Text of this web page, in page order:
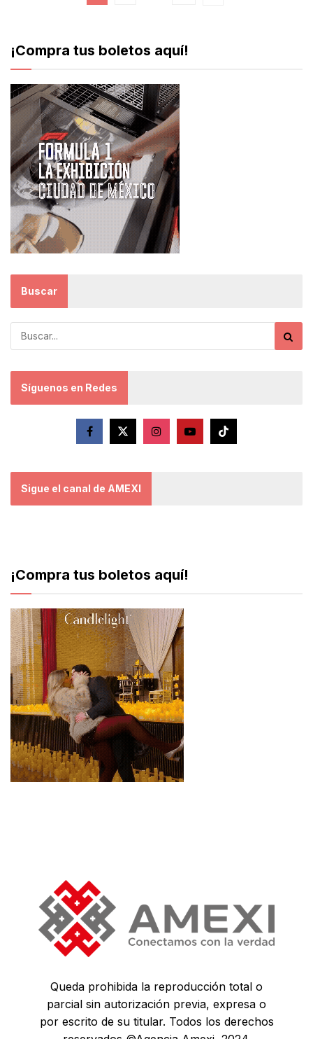
¡Compra tus boletos aquí!
Buscar
Síguenos en Redes
Sigue el canal de AMEXI
¡Compra tus boletos aquí!
Queda prohibida la reproducción total o
parcial sin autorización previa, expresa o
por escrito de su titular. Todos los derechos